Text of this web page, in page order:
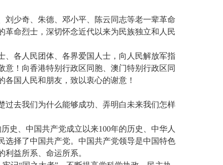
少奇、朱德、邓小平、陈云同志等老一辈革命
命烈士，深切怀念近代以来为民族独立和人民
、各人民团体、各界爱国人士，向人民解放军指
！向香港特别行政区同胞、澳门特别行政区同
国人民和朋友，致以衷心的谢意！
过去我们为什么能够成功、弄明白未来我们怎样
史、中国共产党成立以来100年的历史、中华人
选择了中国共产党。中国共产党领导是中国特色
益所系、命运所系。